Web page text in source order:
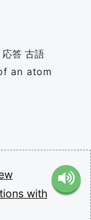
応答 古語
an atom
with